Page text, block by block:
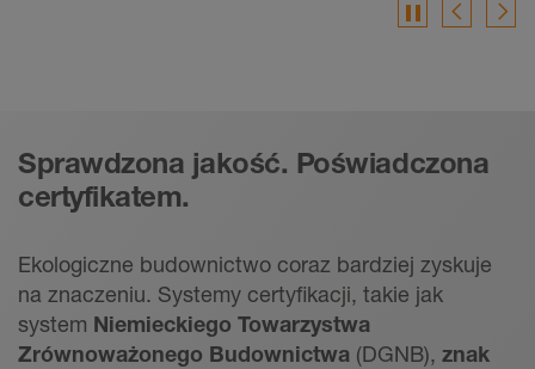
pause
Sprawdzona jakość. Poświadczona
certyfikatem.
Ekologiczne budownictwo coraz bardziej zyskuje
na znaczeniu. Systemy certyfikacji, takie jak
system Niemieckiego Towarzystwa
Zrównoważonego Budownictwa (DGNB), znak